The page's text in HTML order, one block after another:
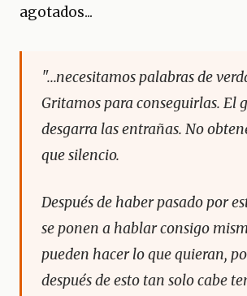
agotados...
"...necesitamos palabras de
Gritamos para conseguirlas. El
desgarra las entrañas. No
que silencio.
Después de haber pasado por
se ponen a hablar consigo
pueden hacer lo que quieran,
después de esto tan solo cabe